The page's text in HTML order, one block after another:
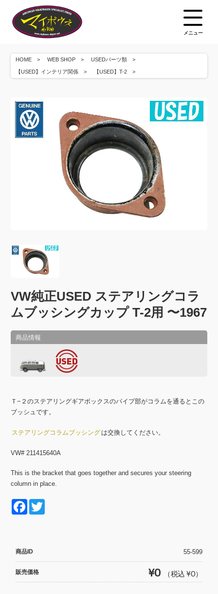
メニュー
HOME WEB SHOP USEDパーツ類
【USED】インテリア関係 【USED】T-2
VW純正USED ステアリングコラ
ムブッシングカップ T-2用 〜1967
Ｔ−２のステアリングギアボックスのパイプ部がコラムを通るとこの
ブッシュです。
ステアリングコラムブッシング は交換してください。
VW# 211415640A
This is the bracket that goes together and secures your steering
column in place.
F
e
b
o
商品ID 55-599
販売価格 ¥0 （税込 ¥0）